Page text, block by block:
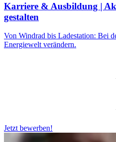
Karriere & Ausbildung |
gestalten
Von Windrad bis Ladestation: Bei
Energiewelt verändern.
Jetzt bewerben!